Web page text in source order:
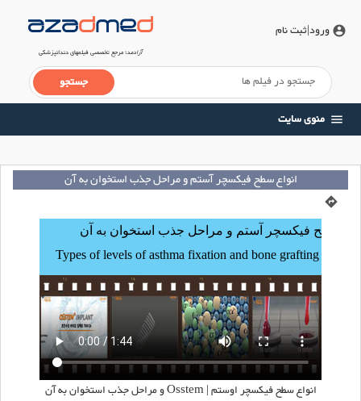
account_circle ورود|ثبت نام
آزادمد؛ مرجع تخصصی فیلم‎‏های دندانپزشکی
menu منوی سایت
انواع سطح فیکسچر آستم و مراحل جذب استخوان به آن
directions
انواع سطح فیکسچر اوستم | Osstem و مراحل جذب استخوان به آن